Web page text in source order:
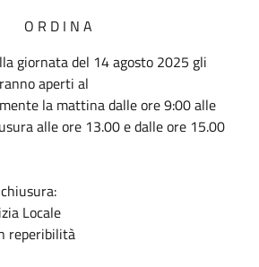
O R D I N A
giornata del 14 agosto 2025 gli
aperti al
la mattina dalle ore 9:00 alle
alle ore 13.00 e dalle ore 15.00
Locale
reperibilità